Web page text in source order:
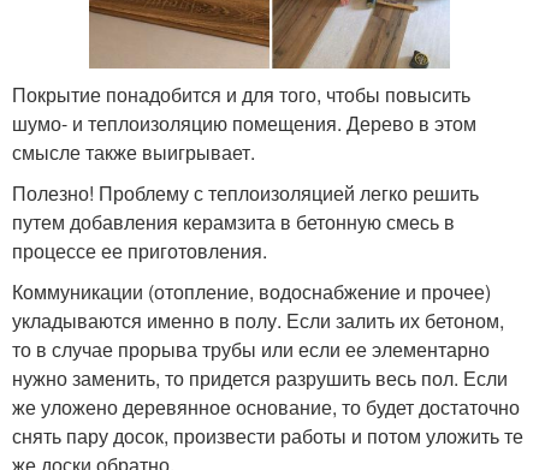
Покрытие понадобится и для того, чтобы повысить
шумо- и теплоизоляцию помещения. Дерево в этом
смысле также выигрывает.
Полезно! Проблему с теплоизоляцией легко решить
путем добавления керамзита в бетонную смесь в
процессе ее приготовления.
Коммуникации (отопление, водоснабжение и прочее)
укладываются именно в полу. Если залить их бетоном,
то в случае прорыва трубы или если ее элементарно
нужно заменить, то придется разрушить весь пол. Если
же уложено деревянное основание, то будет достаточно
снять пару досок, произвести работы и потом уложить те
же доски обратно.